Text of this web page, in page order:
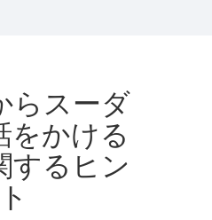
らスーダ
をかける
するヒン
ト